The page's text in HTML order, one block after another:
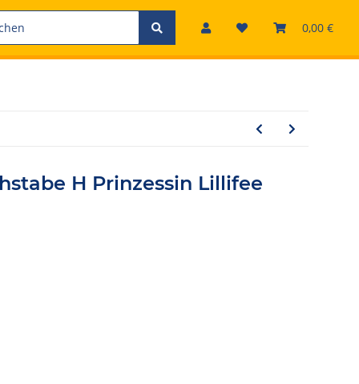
0,00 €
H Prinzessin Lillifee